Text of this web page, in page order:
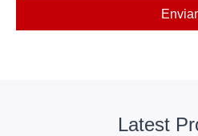
Latest